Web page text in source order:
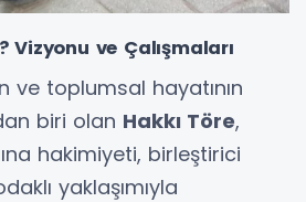
Vizyonu ve Çalışmaları
ve toplumsal hayatının
biri olan Hakkı Töre,
hakimiyeti, birleştirici
yaklaşımıyla